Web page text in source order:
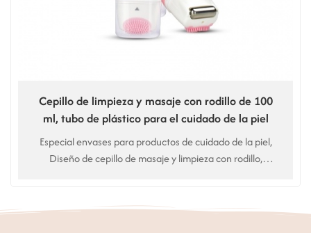
Cepillo de limpieza y masaje con rodillo de 100
ml, tubo de plástico para el cuidado de la piel
Especial envases para productos de cuidado de la piel,
Diseño de cepillo de masaje y limpieza con rodillo,